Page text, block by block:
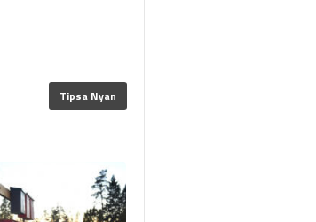
Tipsa Nyan